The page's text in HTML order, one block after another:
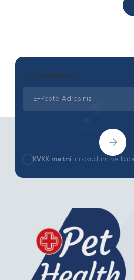
Son Yazılarımız
KVKK metni 'ni okudum ve